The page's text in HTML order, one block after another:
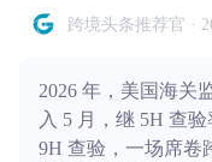
跨境头条推荐官 ·
2026 年，美国海关
入 5 月，继 5H 查
9H 查验，一场席卷